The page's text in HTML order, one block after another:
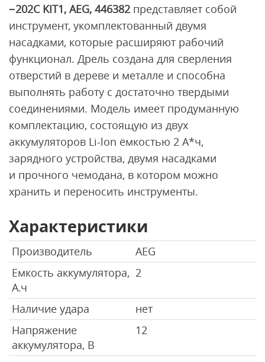
−202C KIT1, AEG, 446382 представляет собой
инструмент, укомплектованный двумя
насадками, которые расширяют рабочий
функционал. Дрель создана для сверления
отверстий в дереве и металле и способна
выполнять работу с достаточно твердыми
соединениями. Модель имеет продуманную
комплектацию, состоящую из двух
аккумуляторов Li-lon ёмкостью 2 А*ч,
зарядного устройства, двумя насадками
и прочного чемодана, в котором можно
хранить и переносить инструменты.
Характеристики
Производитель
AEG
Емкость аккумулятора,
А.ч
2
Наличие удара
нет
Напряжение
аккумулятора, В
12